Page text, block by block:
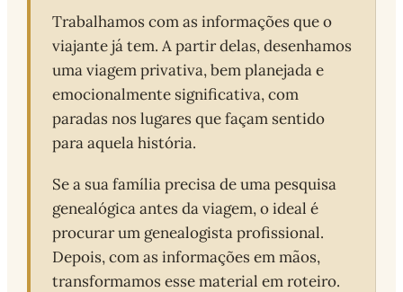
Trabalhamos com as informações que o
viajante já tem. A partir delas, desenhamos
uma viagem privativa, bem planejada e
emocionalmente significativa, com
paradas nos lugares que façam sentido
para aquela história.
Se a sua família precisa de uma pesquisa
genealógica antes da viagem, o ideal é
procurar um genealogista profissional.
Depois, com as informações em mãos,
transformamos esse material em roteiro.